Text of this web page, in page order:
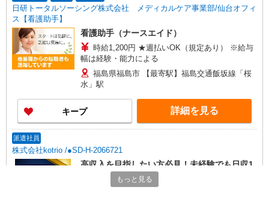
日研トータルソーシング株式会社 メディカルケア事業部/仙台オフィ
ス【看護助手】
看護助手（ナースエイド）
時給1,200円 ★週払いOK（規定あり） ※給与
幅は経験・能力による
福島県福島市 【最寄駅】福島交通飯坂線「桜
水」駅
キープ 詳細を見る
派遣社員
株式会社kotrio /●SD-H-2066721
高収入を目指したい方必見！未経験でも日収1
万〜可！看護助手
もっと見る